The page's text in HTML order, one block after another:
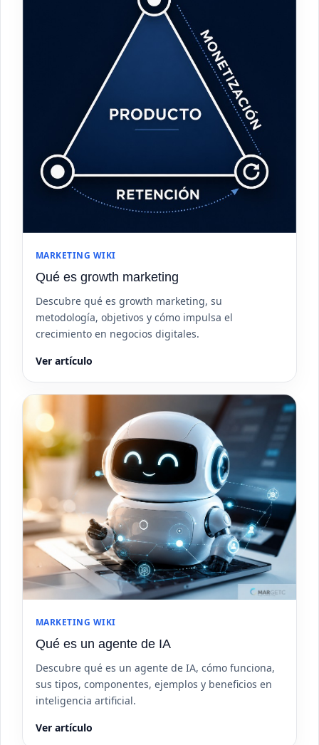
MARKETING WIKI
Qué es growth marketing
Descubre qué es growth marketing, su
metodología, objetivos y cómo impulsa el
crecimiento en negocios digitales.
Ver artículo
MARKETING WIKI
Qué es un agente de IA
Descubre qué es un agente de IA, cómo funciona,
sus tipos, componentes, ejemplos y beneficios en
inteligencia artificial.
Ver artículo